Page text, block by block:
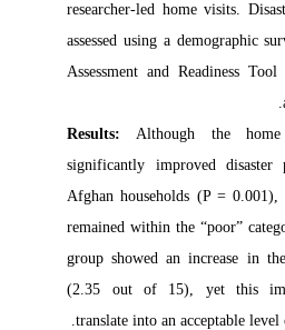
researcher-led home visits.
assessed using a demographic
Assessment and Readiness
Results:
Although the
significantly improved disaster
Afghan households (P =
remained within the “poor”
group showed an increase in
(2.35 out of 15), yet this
translate into an acceptable